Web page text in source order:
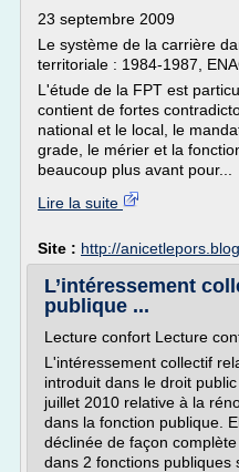
23 septembre 2009
Le système de la carrière
territoriale : 1984-1987,
L'étude de la FPT est
contient de fortes
national et le local, le
grade, le mérier et la
beaucoup plus avant pour...
Lire la suite
Site : http://
L’intéressement
publique ...
Lecture confort Lecture
L'intéressement collectif
introduit dans le droit
juillet 2010 relative à la
dans la fonction publique.
déclinée de façon
dans 2 fonctions publiques